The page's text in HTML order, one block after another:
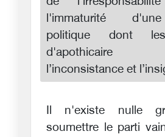
l'immaturité
politique dont
d'apothicaire
l’inconsistance et
Il n'existe nulle
soumettre le parti